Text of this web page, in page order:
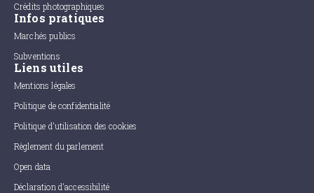
Crédits photographiques
Infos pratiques
Marchés publics
Subventions
Liens utiles
Mentions légales
Politique de confidentialité
Politique d'utilisation des cookies
Règlement du parlement
Open data
Déclaration d'accessibilité